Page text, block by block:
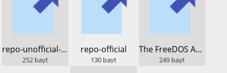
​repo-unofficial-dos.lod.bz
252 bayt
​repo-official
130 bayt
​The FreeDOS Archive
249 bayt